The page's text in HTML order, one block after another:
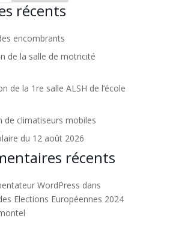
récents
encombrants
de la salle de motricité
de la 1re salle ALSH de l’école
de climatiseurs mobiles
du 12 août 2026
récents
WordPress dans
Elections Européennes 2024